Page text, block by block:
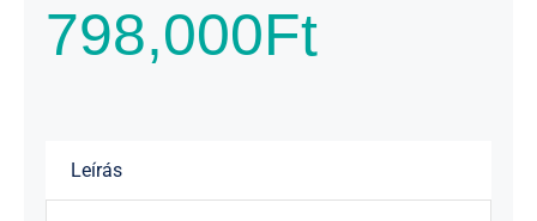
798,000Ft
Leírás